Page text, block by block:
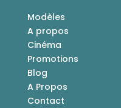
Modèles
A propos
Cinéma
Promotions
Blog
A Propos
Contact